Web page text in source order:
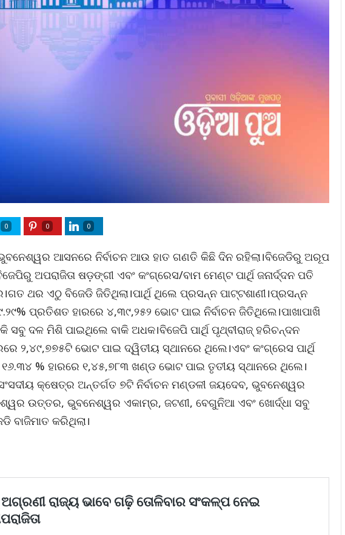
0 0 0
ଆସନରେ ନିର୍ବାଚନ ଆଉ ହାତ ଗଣତି କିଛି ଦିନ ରହିଲା।ବିଜେଡିରୁ ଅରୂପ
ଅପରାଜିତା ଷଡ଼ଙ୍ଗୀ ଏବଂ କଂଗ୍ରେସ/ବାମ ମେଣ୍ଟ ପାର୍ଥି ଜନାର୍ଦ୍ଦନ ପତି
ଥର ଏଠୁ ବିଜେଡି ଜିତିଥିଲା।ପାର୍ଥି ଥିଲେ ପ୍ରସନ୍ନ ପାଟ୍ଟଶାଣୀ।ପ୍ରସନ୍ନ
ପ୍ରତିଶତ ହାରରେ ୪,୩୯,୨୫୨ ଭୋଟ ପାଇ ନିର୍ବାଚନ ଜିତିଥିଲେ।ପାଖାପାଖି
ସବୁ ଦଳ ମିଶି ପାଇଥିଲେ ବାକି ଅଧକ।ବିଜେପି ପାର୍ଥି ପୃଥ୍ବୀରାଜ୍ ହରିଚନ୍ଦନ
୨,୪୯,୭୭୫ଟି ଭୋଟ ପାଇ ଦ୍ୱିତୀୟ ସ୍ଥାନରେ ଥିଲେ।ଏବଂ କଂଗ୍ରେସ ପାର୍ଥି
% ହାରରେ ୧,୪୫,୭୮୩ ଖଣ୍ଡ ଭୋଟ ପାଇ ତୃତୀୟ ସ୍ଥାନରେ ଥିଲେ।
କ୍ଷେତ୍ର ଅନ୍ତର୍ଗତ ୭ଟି ନିର୍ବାଚନ ମଣ୍ଡଳୀ ଜୟଦେବ, ଭୁବନେଶ୍ୱର
ଉତ୍ତର, ଭୁବନେଶ୍ୱର ଏକାମ୍ର, ଜଟଣୀ, ବେଗୁନିଆ ଏବଂ ଖୋର୍ଦ୍ଧା ସବୁ
ବାଜିମାତ କରିଥିଲା।